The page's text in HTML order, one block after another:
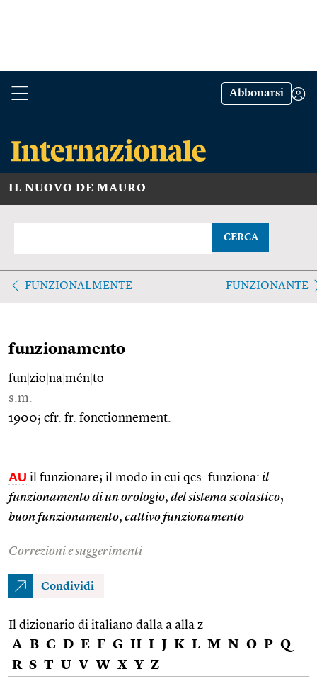
Abbonarsi
IL NUOVO DE MAURO
CERCA
FUNZIONALMENTE FUNZIONANTE
funzionamento
fun zio na mén to
s.m.
1900; cfr. fr. fonctionnement.
AU il funzionare; il modo in cui qcs. funziona: il
funzionamento di un orologio, del sistema scolastico;
buon funzionamento, cattivo funzionamento
Correzioni e suggerimenti
Condividi
Il dizionario di italiano dalla a alla z
A B C D E F G H I J K L M N O P Q
R S T U V W X Y Z